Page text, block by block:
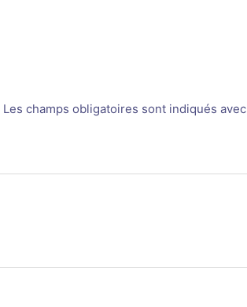
Les champs obligatoires sont indiqués avec